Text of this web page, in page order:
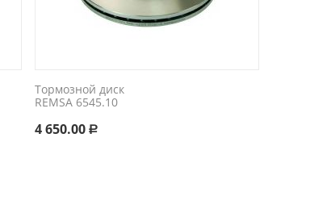
Тормозной диск
REMSA 6545.10
4 650.00 Р